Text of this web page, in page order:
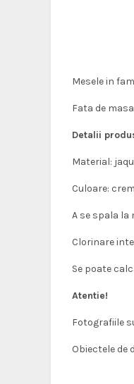
Mesele in
Fata de
Detalii
Material:
Culoare: crem
A se spala la
Clorinare
Se poate
Atentie!
Fotografiile
Obiectele de